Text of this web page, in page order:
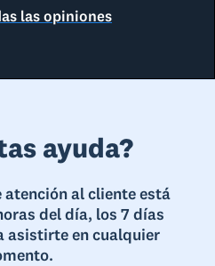
las opiniones
ayuda?
al cliente está
del día, los 7 días
asistirte en cualquier